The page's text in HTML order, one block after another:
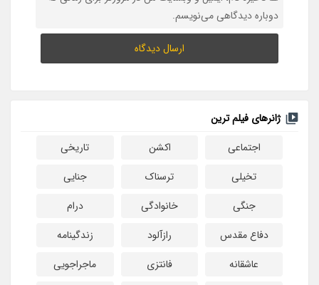
دوباره دیدگاهی می‌نویسم.
ژانرهای فیلم ترین
اجتماعی
اکشن
تاریخی
تخیلی
ترسناک
جنایی
جنگی
خانوادگی
درام
دفاع مقدس
رازآلود
زندگینامه
عاشقانه
فانتزی
ماجراجویی